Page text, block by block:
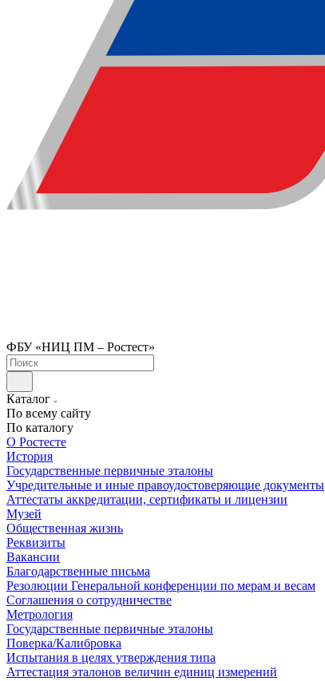
ФБУ «НИЦ ПМ – Ростест»
Каталог
По всему сайту
По каталогу
О Ростесте
История
Государственные первичные эталоны
Учредительные и иные правоудостоверяющие документы
Аттестаты аккредитации, сертификаты и лицензии
Музей
Общественная жизнь
Реквизиты
Вакансии
Благодарственные письма
Резолюции Генеральной конференции по мерам и весам
Соглашения о сотрудничестве
Метрология
Государственные первичные эталоны
Поверка/Калибровка
Испытания в целях утверждения типа
Аттестация эталонов величин единиц измерений